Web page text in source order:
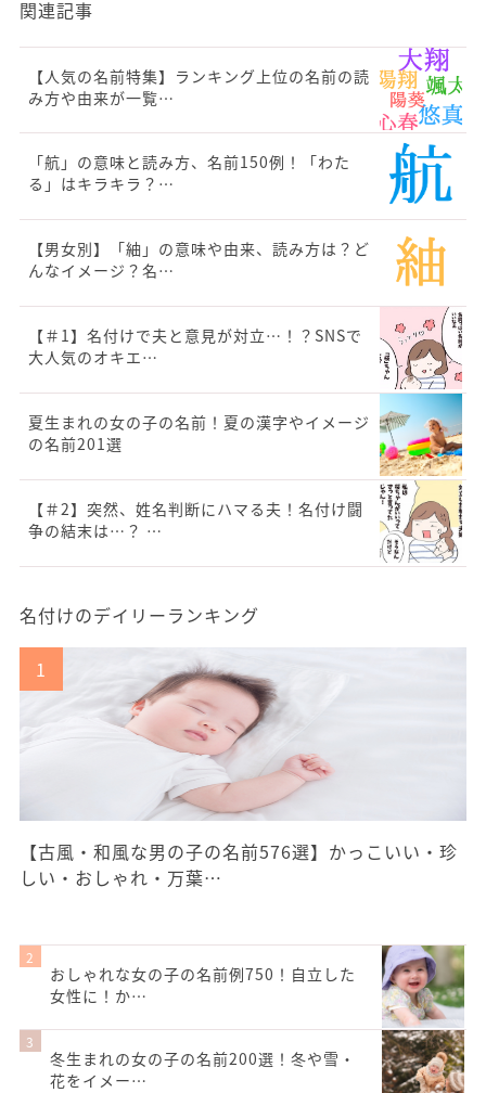
関連記事
【人気の名前特集】ランキング上位の名前の読
み方や由来が一覧…
「航」の意味と読み方、名前150例！「わた
る」はキラキラ？…
【男女別】「紬」の意味や由来、読み方は？ど
んなイメージ？名…
【＃1】名付けで夫と意見が対立…！？SNSで
大人気のオキエ…
夏生まれの女の子の名前！夏の漢字やイメージ
の名前201選
【＃2】突然、姓名判断にハマる夫！名付け闘
争の結末は…？ …
名付けのデイリーランキング
【古風・和風な男の子の名前576選】かっこいい・珍
しい・おしゃれ・万葉…
おしゃれな女の子の名前例750！自立した
女性に！か…
冬生まれの女の子の名前200選！冬や雪・
花をイメー…